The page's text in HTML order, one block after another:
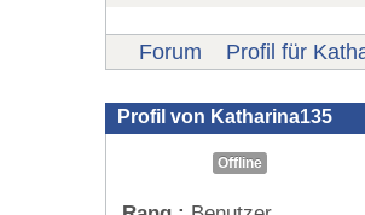
Forum Profil für
Profil von Katharina135
Offline